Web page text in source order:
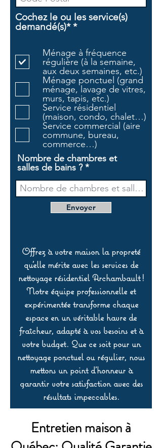
Cochez le ou les service(s)
demandé(s)* *O
g
a
t
o
i
r
e
Ménage à fréquence
régulière (à la semaine,
aux deux semaines, etc.)
Ménage ponctuel (grand
ménage, lavage de vitres,
murs, tapis, etc.)
Service résidentiel
(maison, condo, chalet…)
Service commercial (aire
commune, bureau,
commerce…)
Nombre de chambres et
salles de bains ?
Envoyer
Offrez à votre maison la propreté
qu’elle mérite avec les services de
nettoyage résidentiel Archambault !
Notre équipe professionnelle et
expérimentée transforme chaque
espace en un véritable havre de
fraîcheur, adapté à vos besoins et à
votre budget. Que ce soit pour un
nettoyage ponctuel ou régulier, nous
mettons un point d’honneur à
garantir votre satisfaction avec des
résultats impeccables.
Entretien maison à